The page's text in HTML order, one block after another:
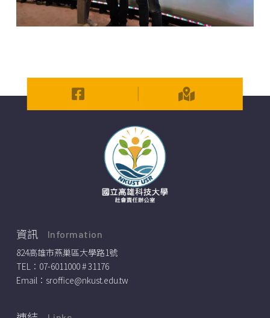
資訊 Information
824高雄市燕巢區大學路1號
TEL： 07-6011000 # 31176
Email： sroffice@nkust.edu.tw